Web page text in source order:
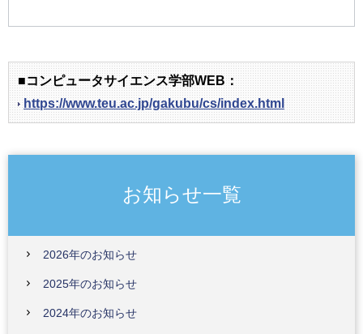
■コンピュータサイエンス学部WEB：
https://www.teu.ac.jp/gakubu/cs/index.html
お知らせ一覧
2026年のお知らせ
2025年のお知らせ
2024年のお知らせ